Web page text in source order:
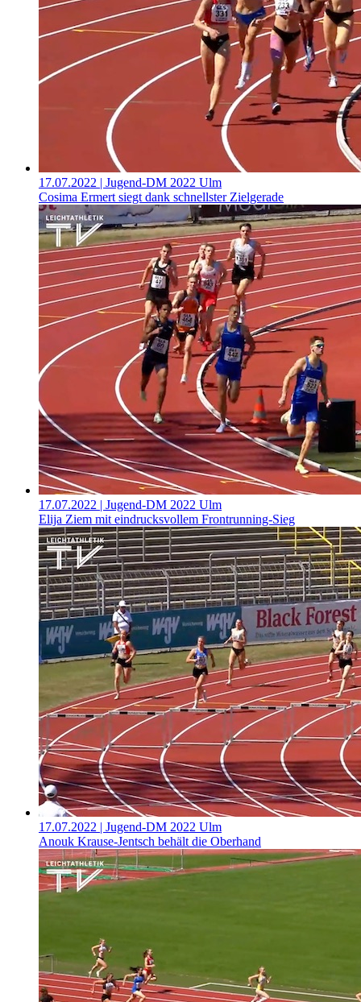
17.07.2022 | Jugend-DM 2022 Ulm
Cosima Ermert siegt dank schnellster Zielgerade
17.07.2022 | Jugend-DM 2022 Ulm
Elija Ziem mit eindrucksvollem Frontrunning-Sieg
17.07.2022 | Jugend-DM 2022 Ulm
Anouk Krause-Jentsch behält die Oberhand